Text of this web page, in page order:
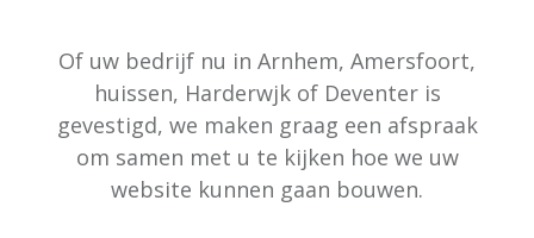
Of uw bedrijf nu in Arnhem, Amersfoort,
huissen, Harderwjk of Deventer is
gevestigd, we maken graag een afspraak
om samen met u te kijken hoe we uw
website kunnen gaan bouwen.